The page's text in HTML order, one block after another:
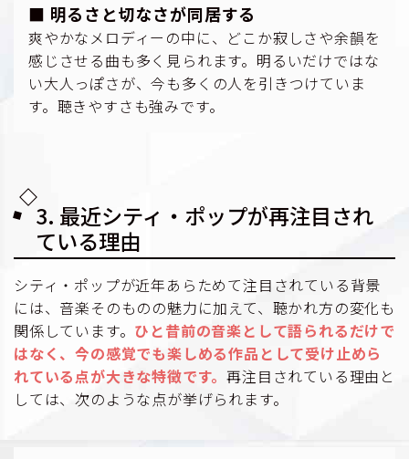
■ 明るさと切なさが同居する
爽やかなメロディーの中に、どこか寂しさや余韻を
感じさせる曲も多く見られます。明るいだけではな
い大人っぽさが、今も多くの人を引きつけていま
す。聴きやすさも強みです。
3. 最近シティ・ポップが再注目され
ている理由
シティ・ポップが近年あらためて注目されている背景
には、音楽そのものの魅力に加えて、聴かれ方の変化も
関係しています。 ひと昔前の音楽として語られるだけで
はなく、今の感覚でも楽しめる作品として受け止めら
れている点が大きな特徴です。再注目されている理由と
しては、次のような点が挙げられます。